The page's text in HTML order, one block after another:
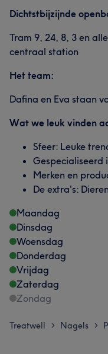
Dichtstbijzijnde
Tram 9, 24, 8, 3 en
centraal station
Het team:
Dafina en Eva staan
Wat we leuk vinden
Sfeer: Leuke
Gespecialiseerd
Merken en
De extra's:
Maandag
Dinsdag
Woensdag
Donderdag
Vrijdag
Zaterdag
Zondag
Treatwell > Nagels >